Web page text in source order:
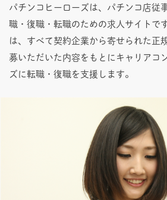
パチンコヒーローズは、パチンコ店従
職・復職・転職のための求人サイトで
は、すべて契約企業から寄せられた正
募いただいた内容をもとにキャリアコ
ズに転職・復職を支援します。